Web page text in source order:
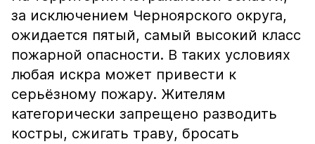
за исключением Черноярского округа,
ожидается пятый, самый высокий класс
пожарной опасности. В таких условиях
любая искра может привести к
серьёзному пожару. Жителям
категорически запрещено разводить
костры, сжигать траву, бросать